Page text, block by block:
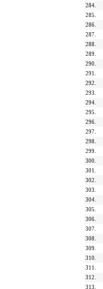
284.
285.
286.
287.
288.
289.
290.
291.
292.
293.
294.
295.
296.
297.
298.
299.
300.
301.
302.
303.
304.
305.
306.
307.
308.
309.
310.
311.
312.
313.